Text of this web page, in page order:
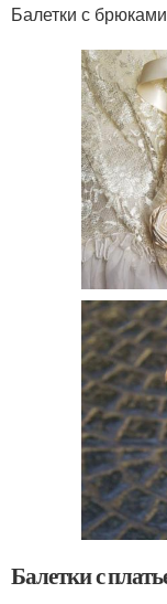
Балетки с
Балетки с